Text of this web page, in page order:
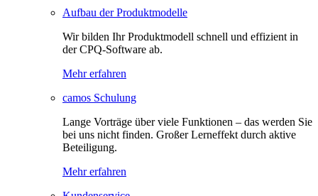
Aufbau der Produktmodelle
Wir bilden Ihr Produktmodell schnell und effizient in
der CPQ-Software ab.
Mehr erfahren
camos Schulung
Lange Vorträge über viele Funktionen – das werden Sie
bei uns nicht finden. Großer Lerneffekt durch aktive
Beteiligung.
Mehr erfahren